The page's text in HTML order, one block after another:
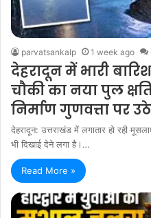
parvatsankalp 1 week ago
देहरादून में भारी
चौकी का नया पुल
निर्माण गुणवत्ता पर
देहरादून: उत्तराखंड में लगातार हो रही
भी दिखाई देने लगा है।…
Read More »